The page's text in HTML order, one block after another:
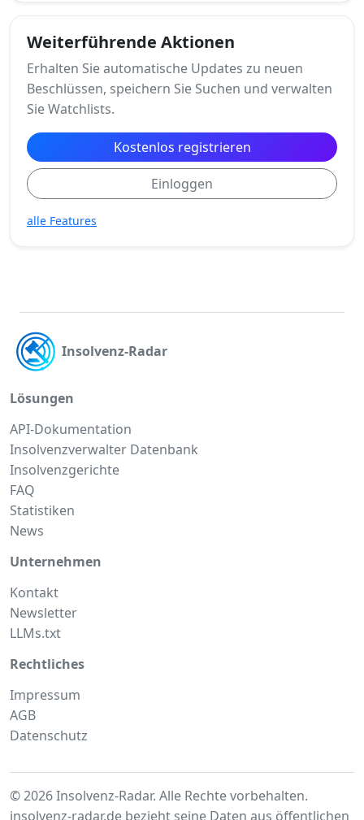
Weiterführende Aktionen
Erhalten Sie automatische Updates zu neuen
Beschlüssen, speichern Sie Suchen und verwalten
Sie Watchlists.
Kostenlos registrieren
Einloggen
alle Features
Insolvenz-Radar
Lösungen
API-Dokumentation
Insolvenzverwalter Datenbank
Insolvenzgerichte
FAQ
Statistiken
News
Unternehmen
Kontakt
Newsletter
LLMs.txt
Rechtliches
Impressum
AGB
Datenschutz
© 2026 Insolvenz-Radar. Alle Rechte vorbehalten.
insolvenz-radar.de bezieht seine Daten aus öffentlichen